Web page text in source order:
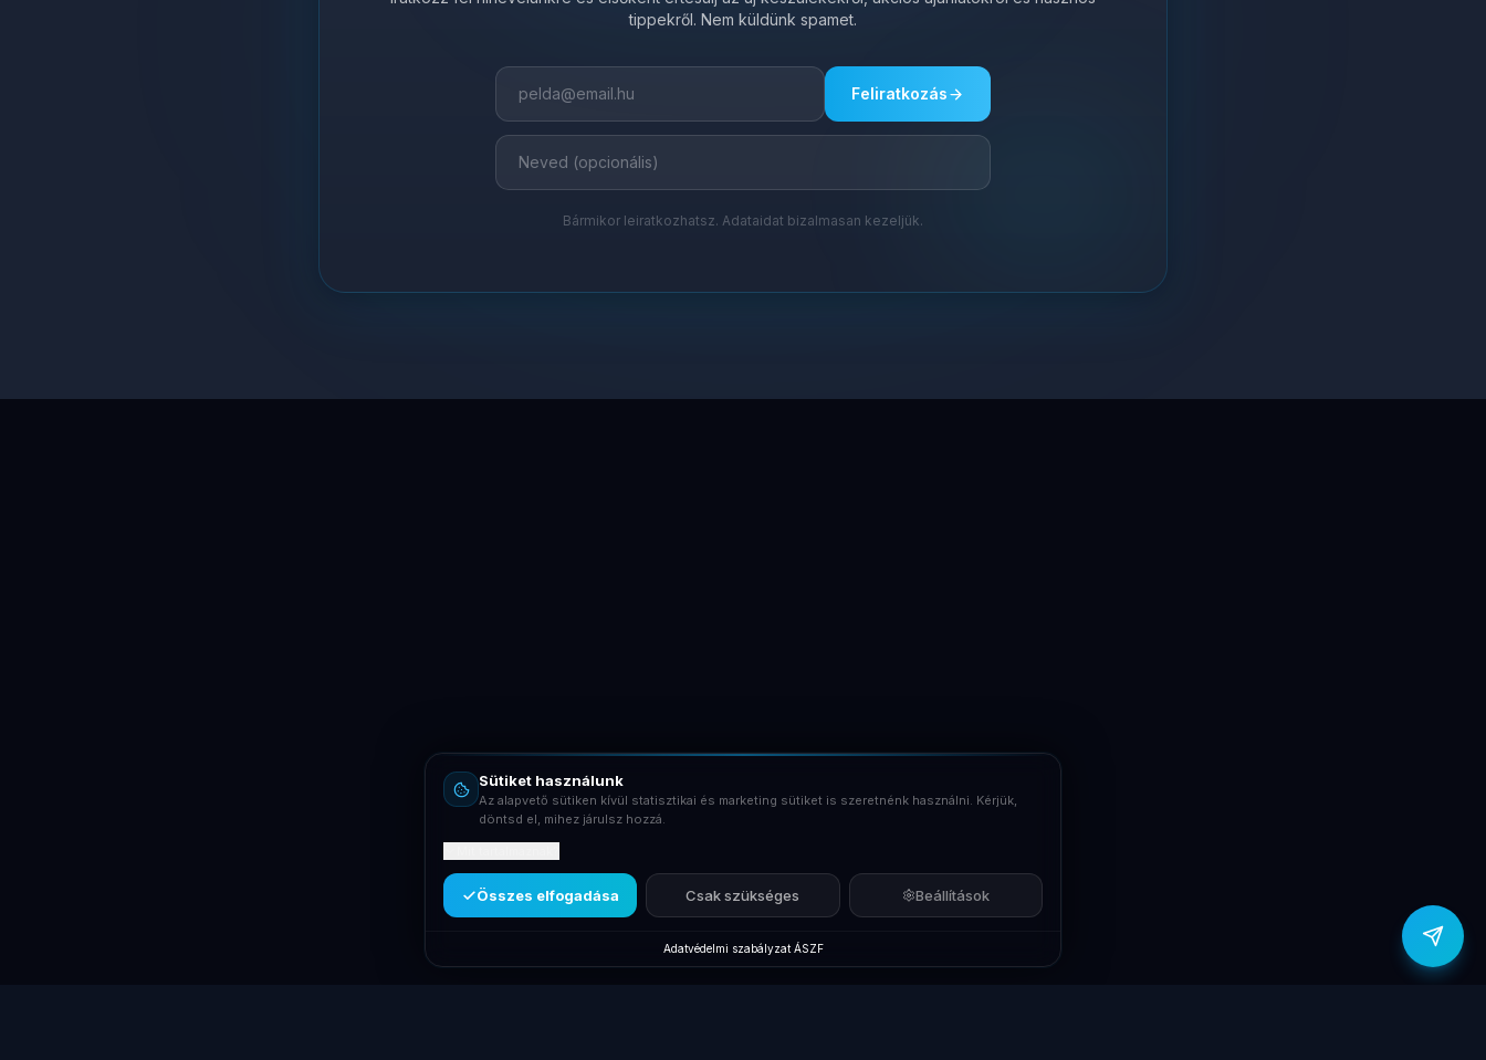
tippekről. Nem küldünk spamet.
Feliratkozás
Bármikor leiratkozhatsz. Adataidat bizalmasan kezeljük.
Sütiket használunk
Az alapvető sütiken kívül statisztikai és marketing sütiket is szeretnénk használni. Kérjük,
döntsd el, mihez járulsz hozzá.
Összes elfogadása Csak szükséges Beállítások
Adatvédelmi szabályzat· ÁSZF